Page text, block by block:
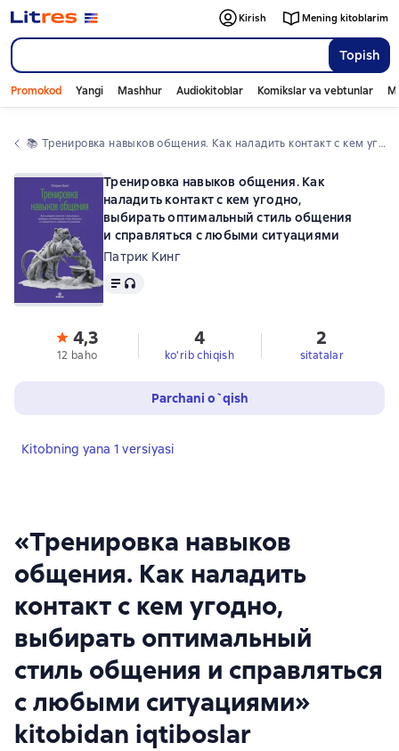
Topish
Kirish Mening kitoblarim
Promokod Yangi Mashhur Audiokitoblar Komikslar va vebtunlar
📚 Тренировка навыков общения. Как наладить контакт с кем угодно, выбирать оптимальный стиль общения и справляться с любыми ситуациями
«Тренировка навыков
общения. Как наладить
контакт с кем угодно,
выбирать оптимальный
стиль общения и справляться
с любыми ситуациями»
kitobidan iqtiboslar
Тренировка навыков общения. Как
наладить контакт с кем угодно,
выбирать оптимальный стиль общения
и справляться с любыми ситуациями
Патрик Кинг
Matn, audio format mavjud
4,3
12 baho
4
ko'rib chiqish
2
sitatalar
Parchani o`qish
Kitobning yana 1 versiyasi